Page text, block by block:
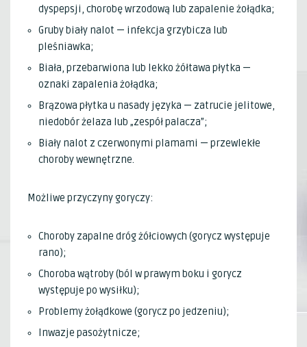
dyspepsji, chorobę wrzodową lub zapalenie żołądka;
Gruby biały nalot — infekcja grzybicza lub
pleśniawka;
Biała, przebarwiona lub lekko żółtawa płytka —
oznaki zapalenia żołądka;
Brązowa płytka u nasady języka — zatrucie jelitowe,
niedobór żelaza lub „zespół palacza”;
Biały nalot z czerwonymi plamami — przewlekłe
choroby wewnętrzne.
Możliwe przyczyny goryczy:
Choroby zapalne dróg żółciowych (gorycz występuje
rano);
Choroba wątroby (ból w prawym boku i gorycz
występuje po wysiłku);
Problemy żołądkowe (gorycz po jedzeniu);
Inwazje pasożytnicze;